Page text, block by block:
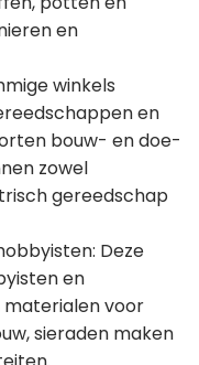
en
winkels
en
bouw- en doe-
zowel
gereedschap
Deze
en
voor
sieraden maken